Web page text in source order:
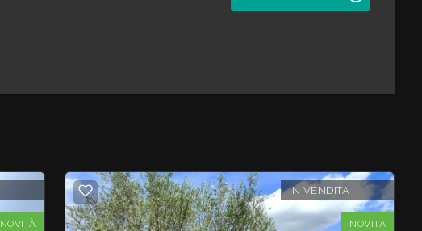
NOVITÀ
IN VENDITA
NOVITÀ